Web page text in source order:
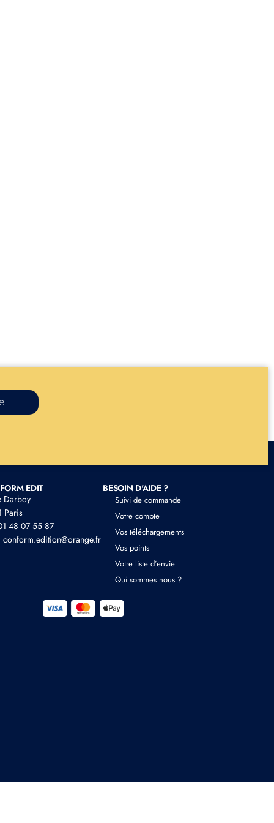
EDIT
Darboy
Paris
48 07 55 87
conform.edition@orange.fr
BESOIN D'AIDE ?
Suivi de commande
Votre compte
Vos téléchargements
Vos points
Votre liste d’envie
Qui sommes nous ?